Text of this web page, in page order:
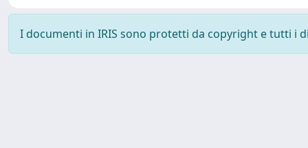
I documenti in IRIS sono protetti da copyright e tutti i